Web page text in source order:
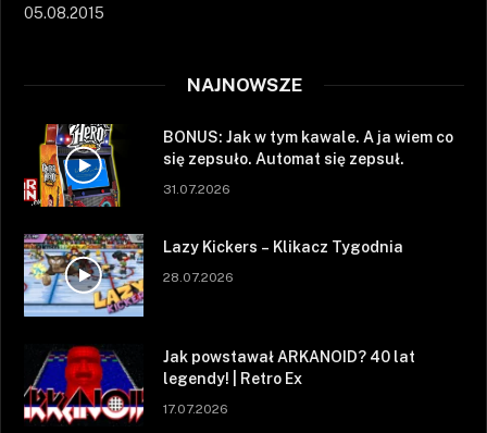
05.08.2015
NAJNOWSZE
BONUS: Jak w tym kawale. A ja wiem co
się zepsuło. Automat się zepsuł.
31.07.2026
Lazy Kickers – Klikacz Tygodnia
28.07.2026
Jak powstawał ARKANOID? 40 lat
legendy! | Retro Ex
17.07.2026